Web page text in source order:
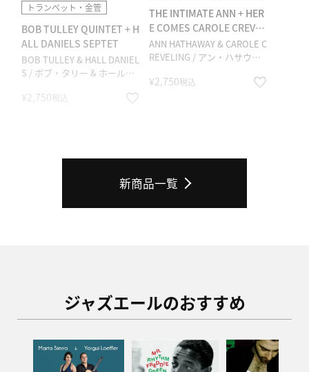
BOB TULLEY & HALL DANIEL
S / ボブ・タリー & ホール・
BOB TULLEY QUINTET + H
ALL DANIELS SEPTET
トランペット・金管
¥2,750税込
ANN HATHAWAY & CAROLE C
REVELING / アン・ハサウェ
グ
THE INTIMATE ANN + HER
E COMES CAROLE CREVEL
ING! (2 LP ON 1 CD) + BON
US TRACKS
¥2,750税込
DORIS DREW / ドリス・ドリ
ュー
THE DORIS DREW STORY
・ HER RECORDING YEAR
S 1949-1959
税込
ルテ・ベンチュラ
BLURRED IMAGE
¥2,750税込
新商品一覧
ジャズエールのおすすめ